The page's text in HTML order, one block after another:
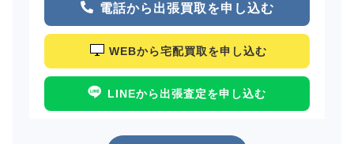
電話から出張買取を申し込む
WEBから宅配買取を申し込む
LINEから出張査定を申し込む